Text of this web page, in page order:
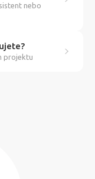
nebo
projektu